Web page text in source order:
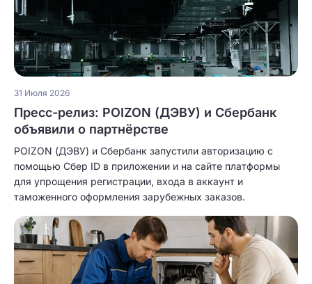
31 Июля 2026
Пресс-релиз: POIZON (ДЭВУ) и Сбербанк
объявили о партнёрстве
POIZON (ДЭВУ) и Сбербанк запустили авторизацию с
помощью Сбер ID в приложении и на сайте платформы
для упрощения регистрации, входа в аккаунт и
таможенного оформления зарубежных заказов.